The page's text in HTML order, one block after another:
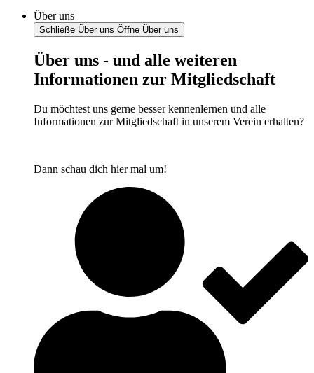
Über uns
Schließe Über uns Öffne Über uns
Über uns - und alle weiteren
Informationen zur Mitgliedschaft
Du möchtest uns gerne besser kennenlernen und alle
Informationen zur Mitgliedschaft in unserem Verein erhalten?
Dann schau dich hier mal um!